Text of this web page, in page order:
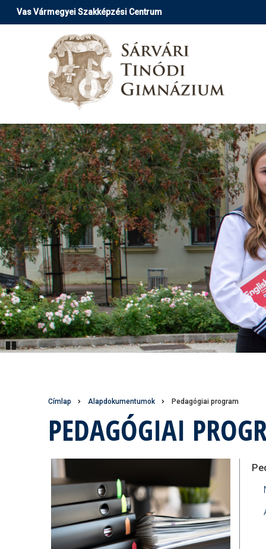
UgrásVas Vármegyei Szakképzési Centrum
Morzsa
Címlap Alapdokumentumok Pedagógiai program
PEDAGÓGIAI